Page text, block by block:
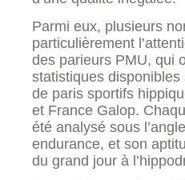
Parmi eux, plusieurs
particulièrement
des parieurs PMU, qui
statistiques
de paris sportifs
et France Galop.
été analysé sous
endurance, et son
du grand jour à